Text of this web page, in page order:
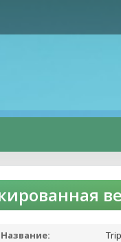
Название: